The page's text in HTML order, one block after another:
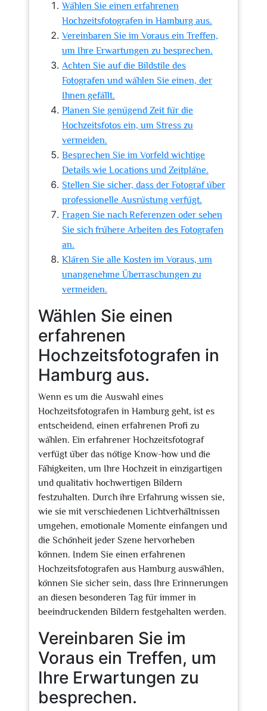
Wählen Sie einen erfahrenen
Hochzeitsfotografen in Hamburg aus.
Vereinbaren Sie im Voraus ein Treffen,
um Ihre Erwartungen zu besprechen.
Achten Sie auf die Bildstile des
Fotografen und wählen Sie einen, der
Ihnen gefällt.
Planen Sie genügend Zeit für die
Hochzeitsfotos ein, um Stress zu
vermeiden.
Besprechen Sie im Vorfeld wichtige
Details wie Locations und Zeitpläne.
Stellen Sie sicher, dass der Fotograf über
professionelle Ausrüstung verfügt.
Fragen Sie nach Referenzen oder sehen
Sie sich frühere Arbeiten des Fotografen
an.
Klären Sie alle Kosten im Voraus, um
unangenehme Überraschungen zu
vermeiden.
Wählen Sie einen
erfahrenen
Hochzeitsfotografen in
Hamburg aus.
Wenn es um die Auswahl eines
Hochzeitsfotografen in Hamburg geht, ist es
entscheidend, einen erfahrenen Profi zu
wählen. Ein erfahrener Hochzeitsfotograf
verfügt über das nötige Know-how und die
Fähigkeiten, um Ihre Hochzeit in einzigartigen
und qualitativ hochwertigen Bildern
festzuhalten. Durch ihre Erfahrung wissen sie,
wie sie mit verschiedenen Lichtverhältnissen
umgehen, emotionale Momente einfangen und
die Schönheit jeder Szene hervorheben
können. Indem Sie einen erfahrenen
Hochzeitsfotografen aus Hamburg auswählen,
können Sie sicher sein, dass Ihre Erinnerungen
an diesen besonderen Tag für immer in
beeindruckenden Bildern festgehalten werden.
Vereinbaren Sie im
Voraus ein Treffen, um
Ihre Erwartungen zu
besprechen.